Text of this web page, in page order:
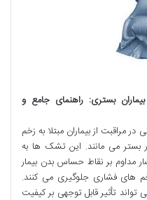
بستری: راهنمای جامع و
مراقبت از بیماران مبتلا به زخم
بستر می مانند. این تشک ها به
مداوم بر نقاط حساس بدن بیمار
های فشاری جلوگیری می کنند.
تأثیر قابل توجهی بر کیفیت